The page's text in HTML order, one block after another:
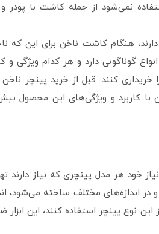
نمی‌شود از جمله کاشت با پودر و
هنگام کاشت ناخن برای این
گوناگونی دارد و هر کدام‌ ویژگی و
را خریداری کنند. قبل از خرید پینچر
با کاربرد و ویژگی‌های این محصول
خود هر مدل پینچری که نیاز دارند
انداز‌ه‌های مختلف ساخته می‌شود،
این نوع پینچر استفاده کنند، این